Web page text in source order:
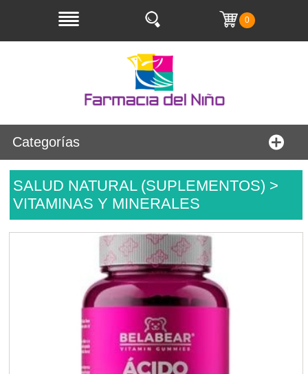
0
Categorías
SALUD NATURAL (SUPLEMENTOS) >
VITAMINAS Y MINERALES